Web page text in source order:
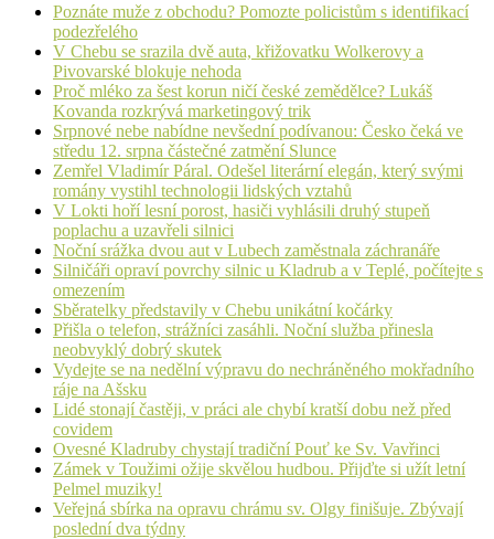
Poznáte muže z obchodu? Pomozte policistům s identifikací
podezřelého
V Chebu se srazila dvě auta, křižovatku Wolkerovy a
Pivovarské blokuje nehoda
Proč mléko za šest korun ničí české zemědělce? Lukáš
Kovanda rozkrývá marketingový trik
Srpnové nebe nabídne nevšední podívanou: Česko čeká ve
středu 12. srpna částečné zatmění Slunce
Zemřel Vladimír Páral. Odešel literární elegán, který svými
romány vystihl technologii lidských vztahů
V Lokti hoří lesní porost, hasiči vyhlásili druhý stupeň
poplachu a uzavřeli silnici
Noční srážka dvou aut v Lubech zaměstnala záchranáře
Silničáři opraví povrchy silnic u Kladrub a v Teplé, počítejte s
omezením
Sběratelky představily v Chebu unikátní kočárky
Přišla o telefon, strážníci zasáhli. Noční služba přinesla
neobvyklý dobrý skutek
Vydejte se na nedělní výpravu do nechráněného mokřadního
ráje na Ašsku
Lidé stonají častěji, v práci ale chybí kratší dobu než před
covidem
Ovesné Kladruby chystají tradiční Pouť ke Sv. Vavřinci
Zámek v Toužimi ožije skvělou hudbou. Přijďte si užít letní
Pelmel muziky!
Veřejná sbírka na opravu chrámu sv. Olgy finišuje. Zbývají
poslední dva týdny